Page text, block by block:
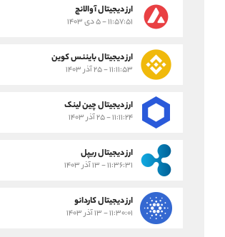
ارز دیجیتال آوالانچ
۱۱:۵۷:۵۱ - ۵ دی ۱۴۰۳
ارز دیجیتال بایننس کوین
۱۱:۱۱:۵۳ - ۲۵ آذر ۱۴۰۳
ارز دیجیتال چین لینک
۱۱:۱۱:۲۴ - ۲۵ آذر ۱۴۰۳
ارز دیجیتال ریپل
۱۱:۳۶:۳۱ - ۱۳ آذر ۱۴۰۳
ارز دیجیتال کاردانو
۱۱:۳۰:۰۱ - ۱۳ آذر ۱۴۰۳